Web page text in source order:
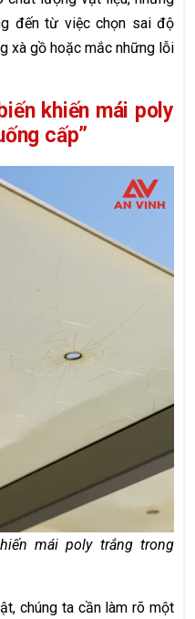
đến từ việc chọn sai độ
xà gồ hoặc mắc những lỗi
khiến mái poly
cấp”
mái poly trắng trong
chúng ta cần làm rõ một